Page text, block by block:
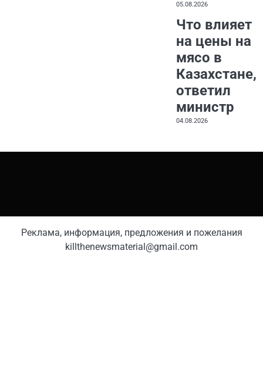
05.08.2026
Что влияет
на цены на
мясо в
Казахстане,
ответил
министр
04.08.2026
Реклама, информация, предложения и пожелания
killthenewsmaterial@gmail.com